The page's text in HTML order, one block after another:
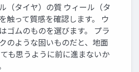
（タイヤ）の質 ウィール（タ
触って質感を確認します。 ウ
ゴムのものを選びます。 プラ
のような固いものだと、地面
も思うように前に進まないか